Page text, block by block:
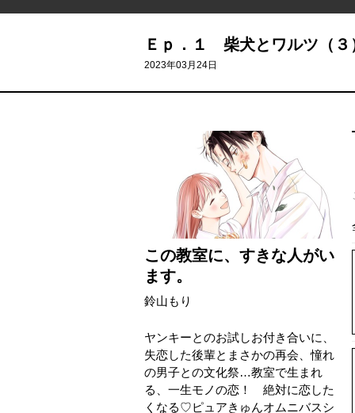
Ｅｐ．１ 柴犬とワルツ（３
2023年03月24日
この教室に、すきな人がい
ます。
鈴山もり
ヤンキーとのお試しお付き合いに、
失恋した後輩とまさかの再会、憧れ
の男子との文化祭…教室で生まれ
る、一生モノの恋！ 絶対に恋した
くなる♡ピュアきゅんオムニバスシ